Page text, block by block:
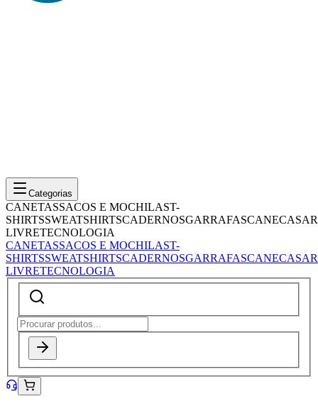
Categorias
CANETASSACOS E MOCHILAST-
SHIRTSSWEATSHIRTSCADERNOSGARRAFASCANECASAR
LIVRETECNOLOGIA
CANETASSACOS E MOCHILAST-
SHIRTSSWEATSHIRTSCADERNOSGARRAFASCANECASAR
LIVRETECNOLOGIA